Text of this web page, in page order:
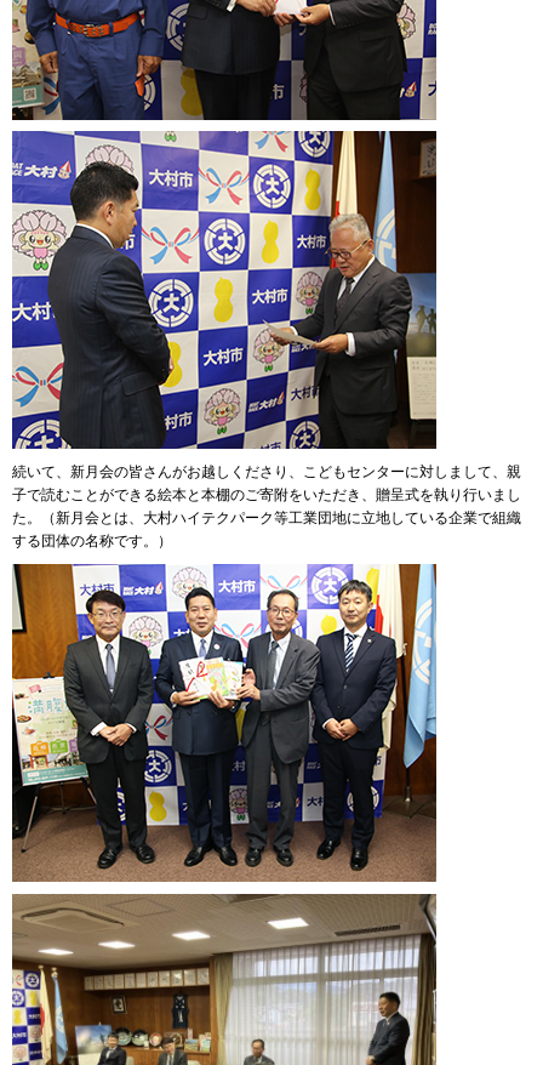
続いて、新月会の皆さんがお越しくださり、こどもセンターに対しまして、親
子で読むことができる絵本と本棚のご寄附をいただき、贈呈式を執り行いまし
た。（新月会とは、大村ハイテクパーク等工業団地に立地している企業で組織
する団体の名称です。）